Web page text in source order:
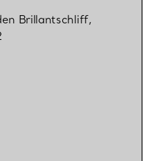
Brillantschliff,